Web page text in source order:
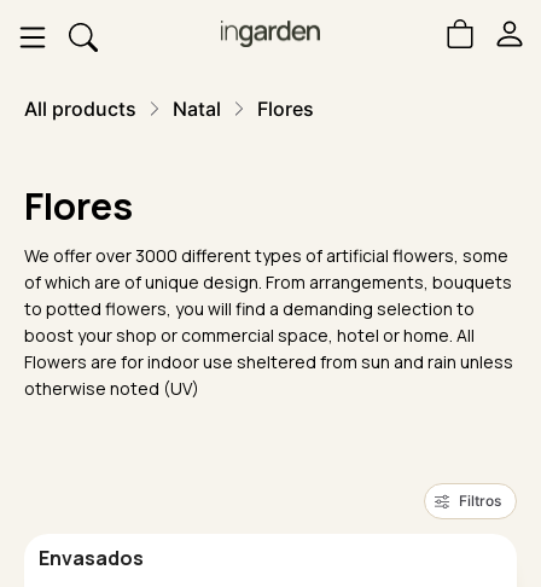
All products Natal Flores
Flores
We offer over 3000 different types of artificial flowers, some
of which are of unique design. From arrangements, bouquets
to potted flowers, you will find a demanding selection to
boost your shop or commercial space, hotel or home. All
Flowers are for indoor use sheltered from sun and rain unless
otherwise noted (UV)
Filtros
Envasados